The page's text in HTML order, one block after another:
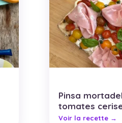
Pinsa
tomates